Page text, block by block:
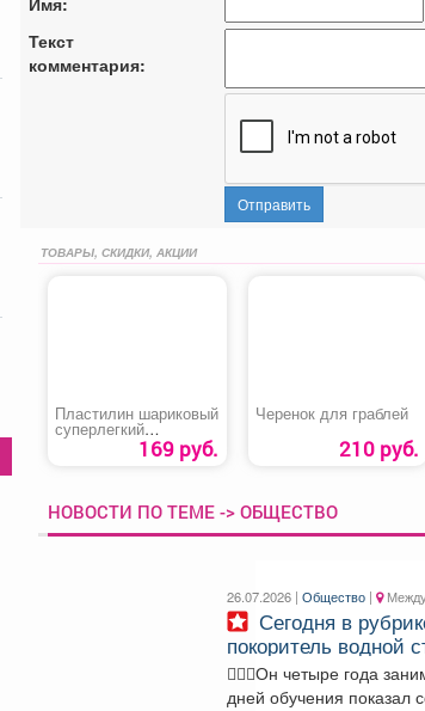
Текст
комментария:
Отправить
ТОВАРЫ, СКИДКИ, АКЦИИ
Пластилин шариковый
суперлегкий
«Homecenter»169 руб.
Черенок для граблей
210 руб.
НОВОСТИ ПО ТЕМЕ -> ОБЩЕСТВО
26.07.2026 |Общество |
Сегодня в рубрике #звездочкимеждуреченска
покоритель водной
🏊🏻‍♂️Он четыре года
дней обучения показал